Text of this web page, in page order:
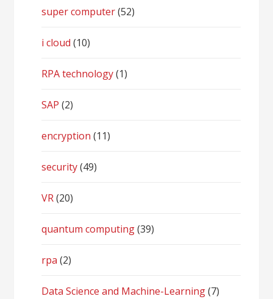
super computer(52)
i cloud (10)
RPA technology(1)
SAP (2)
encryption (11)
security(49)
VR(20)
quantum computing(39)
rpa (2)
Data Science and Machine-Learning(7)